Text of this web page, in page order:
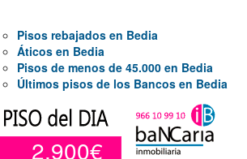
Pisos rebajados en Bedia
Áticos en Bedia
Pisos de menos de 45.000 en Bedia
Últimos pisos de los Bancos en Bedia
2.900€